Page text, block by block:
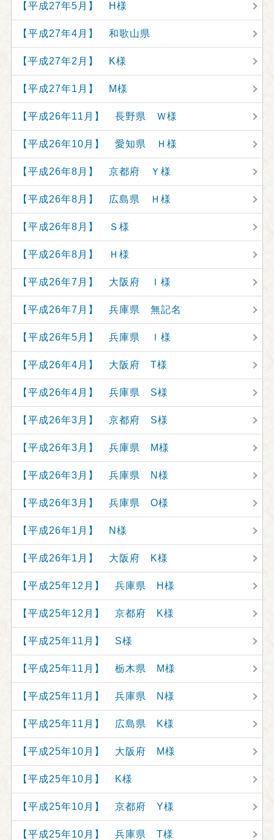
【平成27年5月】 H様
【平成27年4月】 和歌山県
【平成27年2月】 K様
【平成27年1月】 M様
【平成26年11月】 長野県 Ｗ様
【平成26年10月】 愛知県 Ｈ様
【平成26年8月】 京都府 Ｙ様
【平成26年8月】 広島県 Ｈ様
【平成26年8月】 Ｓ様
【平成26年8月】 Ｈ様
【平成26年7月】 大阪府 Ｉ様
【平成26年7月】 兵庫県 無記名
【平成26年5月】 兵庫県 Ｉ様
【平成26年4月】 大阪府 T様
【平成26年4月】 兵庫県 S様
【平成26年3月】 京都府 S様
【平成26年3月】 兵庫県 M様
【平成26年3月】 兵庫県 N様
【平成26年3月】 兵庫県 O様
【平成26年1月】 N様
【平成26年1月】 大阪府 K様
【平成25年12月】 兵庫県 H様
【平成25年12月】 京都府 K様
【平成25年11月】 S様
【平成25年11月】 栃木県 M様
【平成25年11月】 兵庫県 N様
【平成25年11月】 広島県 K様
【平成25年10月】 大阪府 M様
【平成25年10月】 K様
【平成25年10月】 京都府 Y様
【平成25年10月】 兵庫県 T様